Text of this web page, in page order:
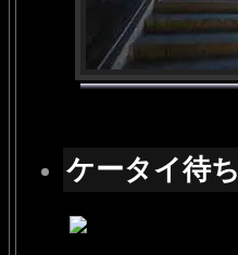
ケータイ待